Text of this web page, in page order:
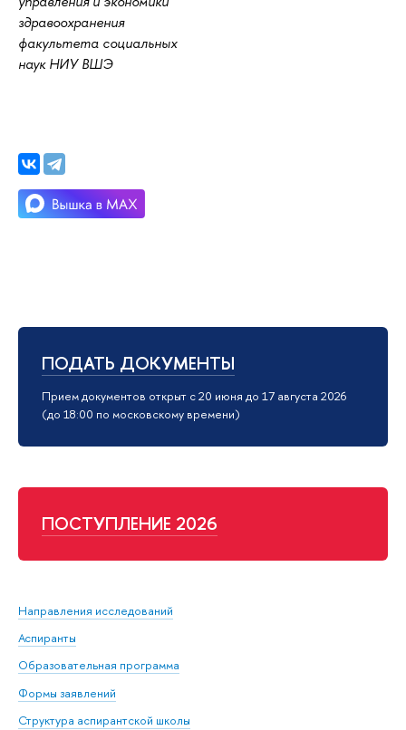
ПОДАТЬ ДОКУМЕНТЫ
Прием документов открыт с 20 июня до 17 августа 2026
(до 18:00 по московскому времени)
ПОСТУПЛЕНИЕ 2026
Направления исследований
Аспиранты
Образовательная программа
Формы заявлений
Структура аспирантской школы
здравоохранения
факультета социальных
наук НИУ ВШЭ